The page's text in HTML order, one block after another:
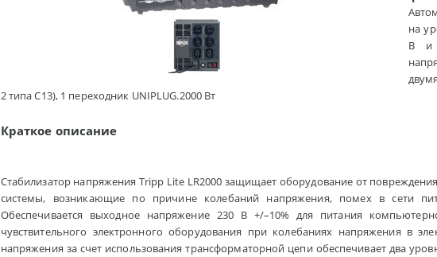
на
В и
2 типа C13), 1 переходник UNIPLUG.2000 Вт
Краткое описание
Стабилизатор напряжения Tripp Lite LR2000 защищает оборудование от
системы, возникающие по причине колебаний напряжения, помех в сети
Обеспечивается выходное напряжение 230 В +/–10% для питания
чувствительного электронного оборудования при колебаниях напряжения в
напряжения за счет использования трансформаторной цепи обеспечивает два